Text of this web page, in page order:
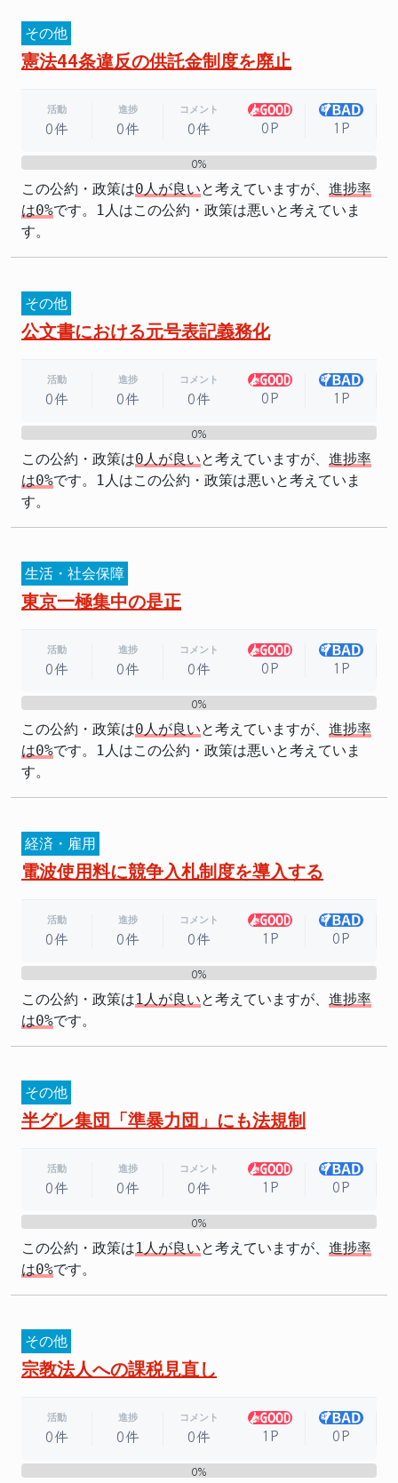
その他
憲法44条違反の供託金制度を廃止
活動
0件
進捗
0件
コメント
0件 0P 1P
0%
この公約・政策は0人が良いと考えていますが、 進捗率
は0%です。1人はこの公約・政策は悪いと考えていま
す。
その他
公文書における元号表記義務化
活動
0件
進捗
0件
コメント
0件 0P 1P
0%
この公約・政策は0人が良いと考えていますが、 進捗率
は0%です。1人はこの公約・政策は悪いと考えていま
す。
生活・社会保障
東京一極集中の是正
活動
0件
進捗
0件
コメント
0件 0P 1P
0%
この公約・政策は0人が良いと考えていますが、 進捗率
は0%です。1人はこの公約・政策は悪いと考えていま
す。
経済・雇用
電波使用料に競争入札制度を導入する
活動
0件
進捗
0件
コメント
0件 1P 0P
0%
この公約・政策は1人が良いと考えていますが、 進捗率
は0%です。
その他
半グレ集団「準暴力団」にも法規制
活動
0件
進捗
0件
コメント
0件 1P 0P
0%
この公約・政策は1人が良いと考えていますが、 進捗率
は0%です。
その他
宗教法人への課税見直し
活動
0件
進捗
0件
コメント
0件 1P 0P
0%